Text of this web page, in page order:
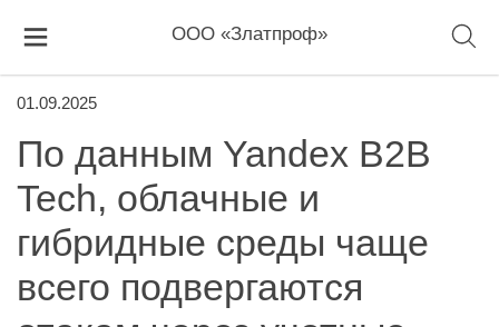
ООО «Златпроф»
01.09.2025
По данным Yandex B2B
Tech, облачные и
гибридные среды чаще
всего подвергаются